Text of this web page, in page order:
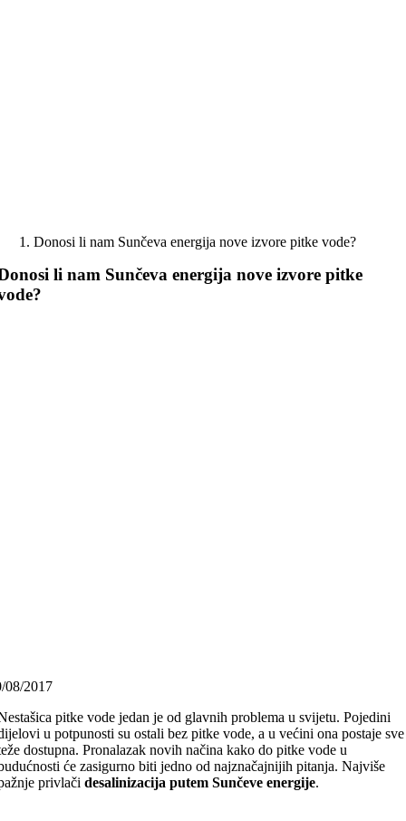
Donosi li nam Sunčeva energija nove izvore pitke vode?
li nam Sunčeva energija nove izvore pitke
08/2017
pitke vode jedan je od glavnih problema u svijetu. Pojedini
u potpunosti su ostali bez pitke vode, a u većini ona postaje sve
dostupna. Pronalazak novih načina kako do pitke vode u
će zasigurno biti jedno od najznačajnijih pitanja. Najviše
privlačidesalinizacija putem Sunčeve energije.